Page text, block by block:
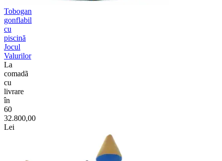
Tobogan
gonflabil
cu
piscină
Jocul
Valurilor
La
comadã
cu
livrare
în
60
32.800,00
Lei